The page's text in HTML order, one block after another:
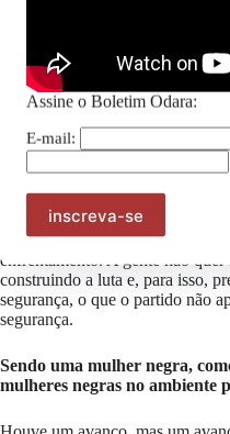
Assine o Boletim Odara:
E-mail:
É muito forte o que tá
aqui no nosso gabinete
com ela sobre o que ocorreu,
não importa se é de direita ou
vem. E ela vem mais
pobre, mas a gente precisa criar
esses enfrentamentos para
perdendo as companheiras sem
para poder continuar lutando,
pessoas podem até ficar
enfrentamento. A gente não
construindo a luta e, para isso,
segurança, o que o partido não
segurança.
Sendo uma mulher negra,
mulheres negras no ambiente